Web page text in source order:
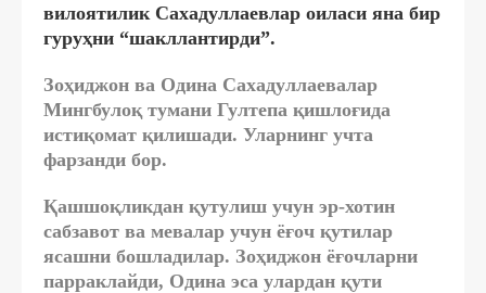
вилоятилик Сахадуллаевлар оиласи яна бир
гуруҳни “шакллантирди”.
Зоҳиджон ва Одина Сахадуллаевалар
Мингбулоқ тумани Гултепа қишлоғида
истиқомат қилишади. Уларнинг учта
фарзанди бор.
Қашшоқликдан қутулиш учун эр-хотин
сабзавот ва мевалар учун ёғоч қутилар
ясашни бошладилар. Зоҳиджон ёғочларни
парраклайди, Одина эса улардан қути